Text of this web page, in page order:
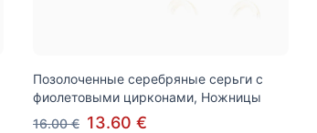
Позолоченные серебряные серьги с
фиолетовыми цирконами, Ножницы
16.00 € 13.60 €